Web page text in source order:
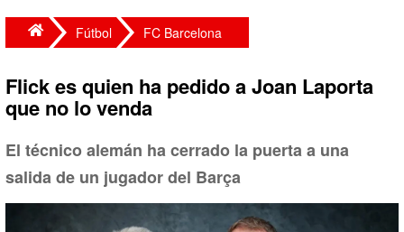
Fútbol FC Barcelona
Flick es quien ha pedido a Joan Laporta
que no lo venda
El técnico alemán ha cerrado la puerta a una
salida de un jugador del Barça